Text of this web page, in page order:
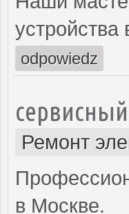
odpowiedz
Ремонт
в Москве.